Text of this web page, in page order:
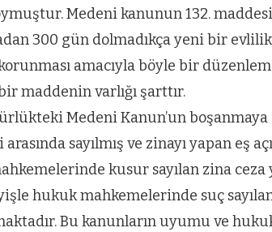
Medeni kanunun 132.
300 gün dolmadıkça yeni bir
amacıyla böyle bir
maddenin varlığı şarttır.
Medeni Kanun’un
sayılmış ve zinayı yapan eş
kusur sayılan zina ceza
hukuk mahkemelerinde suç
Bu kanunların uyumu ve
ARNAVUTKÖY
Arnavutköy’ün
nüfusu 2024
yılında
344.868’e ulaştı